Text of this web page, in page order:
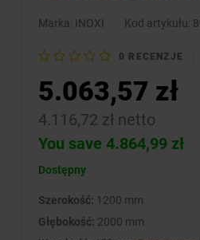
Marka: INOXI Kod artykułu:
0 RECENZJE
5.063,57 zł
4.116,72 zł netto
You save 4.864,99 zł
Dostępny
Szerokość: 1200 mm
Głębokość: 2000 mm